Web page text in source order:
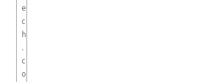
e
c
h
.
c
o